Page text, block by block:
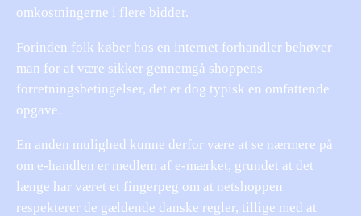
omkostningerne i flere bidder.
Forinden folk køber hos en internet forhandler behøver
man for at være sikker gennemgå shoppens
forretningsbetingelser, det er dog typisk en omfattende
opgave.
En anden mulighed kunne derfor være at se nærmere på
om e-handlen er medlem af e-mærket, grundet at det
længe har været et fingerpeg om at netshoppen
respekterer de gældende danske regler, tillige med at